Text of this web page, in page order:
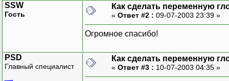
SSW
Гость
Как сделать переменную
« Ответ #2 : 09-07-2003 23:39 »
Огромное спасибо!
PSD
Главный специалист
Как сделать переменную
« Ответ #3 : 10-07-2003 04:35 »